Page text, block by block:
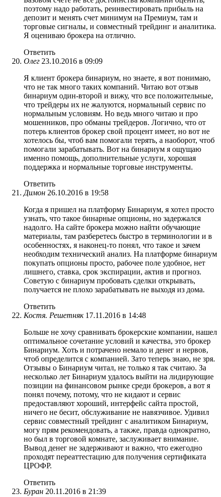
поэтому надо работать, реинвестировать прибыль на
депозит и менять счет минимум на Премиум, там и
торговые сигналы, и совместный трейдинг и аналитика.
Я оцениваю брокера на отлично.
Ответить
Олег 23.10.2016 в 09:09
Я клиент брокера бинариум, но знаете, я вот понимаю,
что не так много таких компаний. Читаю вот отзыв
бинариум один-второй и вижу, что все положительные,
что трейдеры их не жалуются, нормальный сервис по
нормальным условиям. Но ведь много читаю и про
мошенников, про обманы трейдеров. Логично, что от
потерь клиентов брокер свой процент имеет, но вот не
хотелось бы, чтоб вам помогали терять, а наоборот, чтоб
помогали зарабатывать. Вот на бинариум я ощущаю
именно помощь, дополнительные услуги, хорошая
поддержка и нормальные торговые инструменты.
Ответить
Димон 26.10.2016 в 19:58
Когда я пришел на платформу Бинариум, я хотел просто
узнать, что такое бинарные опционы, но задержался
надолго. На сайте брокера можно найти обучающие
материалы, там разберетесь быстро в терминологии и в
особенностях, я наконец-то понял, что такое и зачем
необходим технический анализ. На платформе бинариум
покупать опционы просто, рабочее поле удобное, нет
лишнего, ставка, срок экспирации, актив и прогноз.
Советую с бинариум пробовать сделки открывать,
получается не плохо зарабатывать не выходя из дома.
Ответить
Костя. Решетняк 17.11.2016 в 14:48
Больше не хочу сравнивать брокерские компании, нашел
оптимальное сочетание условий и качества, это брокер
Бинариум. Хоть и потрачено немало и денег и нервов,
чтоб определится с компанией. Зато теперь знаю, не зря.
Отзывы о Бинариум читал, не только я так считаю. За
несколько лет Бинариум удалось выйти на лидирующие
позиции на финансовом рынке среди брокеров, а вот я
понял почему, потому, что не кидают и сервис
предоставляют хороший, интерфейс сайта простой,
ничего не бесит, обслуживание не навязчивое. Удивил
сервис совместный трейдинг с аналитиком Бинариум,
могу прям рекомендовать, а также, правда однократно,
но был в торговой комнате, заслуживает внимание.
Вывод денег не задерживают и важно, что ежегодно
проходят переаттестацию для получения сертификата
ЦРОФР.
Ответить
Буран 20.11.2016 в 21:39